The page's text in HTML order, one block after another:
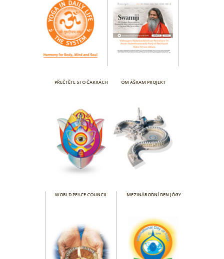
PŘEČTĚTE SI O ČAKRÁCH ÓM ÁŠRAM PROJEKT
WORLD PEACE COUNCIL MEZINÁRODNÍ DEN JÓGY